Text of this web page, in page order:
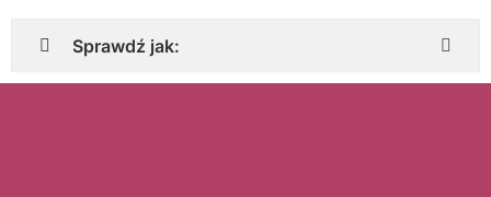
Sprawdź jak: